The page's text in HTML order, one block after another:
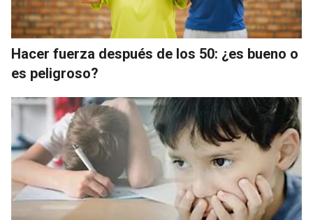
Hacer fuerza después de los 50: ¿es bueno o
es peligroso?